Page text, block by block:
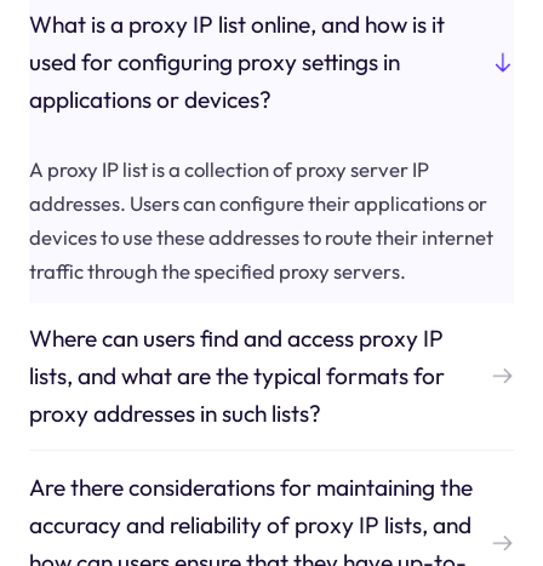
What is a proxy IP list online, and how is it
used for configuring proxy settings in
applications or devices?
A proxy IP list is a collection of proxy server IP
addresses. Users can configure their applications or
devices to use these addresses to route their internet
traffic through the specified proxy servers.
Where can users find and access proxy IP
lists, and what are the typical formats for
proxy addresses in such lists?
Are there considerations for maintaining the
accuracy and reliability of proxy IP lists, and